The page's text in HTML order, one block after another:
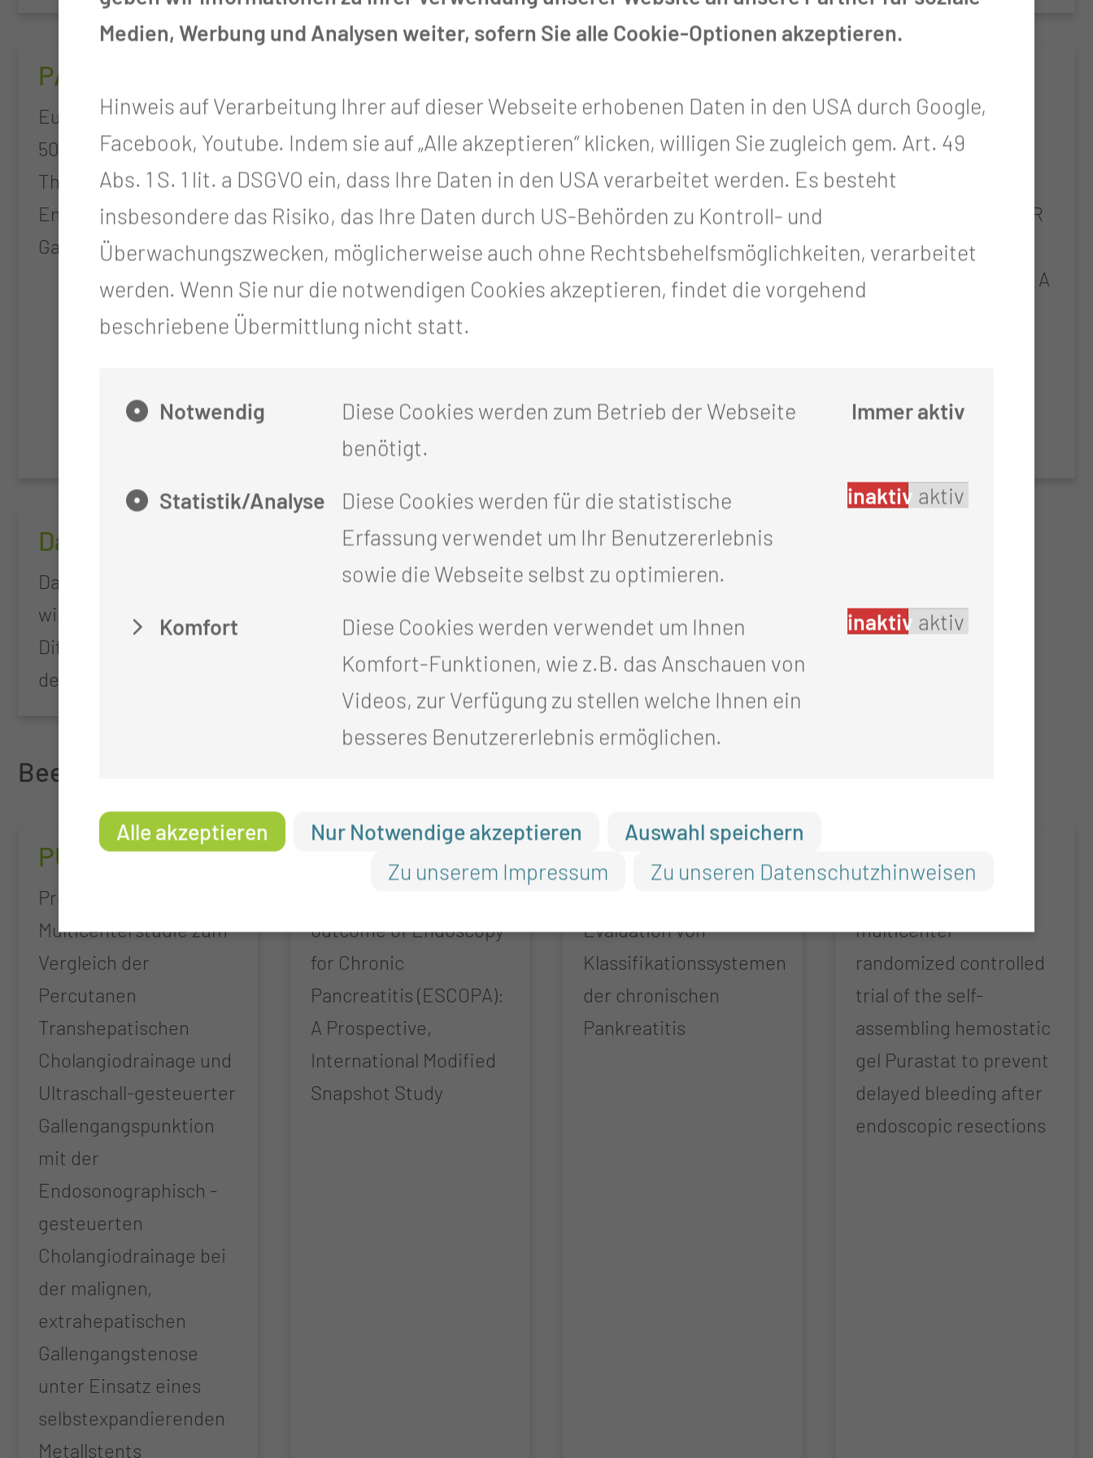
PANEM
Eudra-CT: 2022-
501944-14-00 Phase III
The Pancreatic
Enzymes after
Gastrectomy Trial
Clinical Research
Platform on Treatment
and Outcome in
Patients with
Hepatocellular or
Cholangiocellular
Clinical Research
Platform For Molecular
Testing, Treatment,
Quality Of Life And
Outcome Of Patients
With Esophageal,
Requiring Palliative
SNARE TIP SOFT
COAGULATION OF
MARGINS VS. NO
COAGULATION AFTER
WIDE FIELD COLD
SNARE RESECTION – A
Darmtuberkulose
Darmtuberkulose: Eine
wichtige aber seltene
Differenzialdiagnose
des Morbus Crohn
INVUS
Registerstudie
Interventioneller
Beendete Studien
PUMa
Prospektive
Multicenterstudie zum
Vergleich der
Percutanen
Transhepatischen
Cholangiodrainage und
Ultraschall-gesteuerter
Gallengangspunktion
mit der
Endosonographisch -
gesteuerten
Cholangiodrainage bei
der malignen,
extrahepatischen
Gallengangstenose
unter Einsatz eines
selbstexpandierenden
Metallstents
ESCOPA
outcome of Endoscopy
for Chronic
Pancreatitis (ESCOPA):
A Prospective,
International Modified
Snapshot Study
PESPA
Evaluation von
Klassifikationssystemen
der chronischen
Pankreatitis
PURPLE
multicenter
randomized controlled
trial of the self-
assembling hemostatic
gel Purastat to prevent
delayed bleeding after
endoscopic resections
Medien, Werbung und Analysen weiter, sofern Sie alle Cookie-Optionen akzeptieren.
Hinweis auf Verarbeitung Ihrer auf dieser Webseite erhobenen Daten in den USA durch Google,
Facebook, Youtube. Indem sie auf „Alle akzeptieren“ klicken, willigen Sie zugleich gem. Art. 49
Abs. 1 S. 1 lit. a DSGVO ein, dass Ihre Daten in den USA verarbeitet werden. Es besteht
insbesondere das Risiko, das Ihre Daten durch US-Behörden zu Kontroll- und
Überwachungszwecken, möglicherweise auch ohne Rechtsbehelfsmöglichkeiten, verarbeitet
werden. Wenn Sie nur die notwendigen Cookies akzeptieren, findet die vorgehend
beschriebene Übermittlung nicht statt.
Notwendig
Diese Cookies werden zum Betrieb der Webseite
benötigt.
Immer aktiv
Statistik/Analyse
Diese Cookies werden für die statistische
Erfassung verwendet um Ihr Benutzererlebnis
sowie die Webseite selbst zu optimieren.
inaktiv aktiv
Komfort
Diese Cookies werden verwendet um Ihnen
Komfort-Funktionen, wie z.B. das Anschauen von
Videos, zur Verfügung zu stellen welche Ihnen ein
besseres Benutzererlebnis ermöglichen.
inaktiv aktiv
Alle akzeptieren Nur Notwendige akzeptieren
Auswahl speichern
Zu unseren Datenschutzhinweisen
Zu unserem Impressum